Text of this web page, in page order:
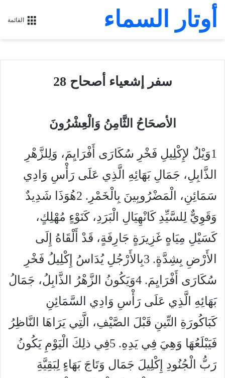
القائمة أوتار السماء
سفر إشعياء أصحاح 28
الأصحَاحُ الثَّامِنُ وَالْعِشْرُونَ
1وَيْلٌ لإِكْلِيلِ فَخْرِ سُكَارَى أَفْرَايِمَ، وَلِلزَّهْرِ
الذَّابِلِ، جَمَالِ بَهَائِهِ الَّذِي عَلَى رَأْسِ وَادِي
سَمَائِنِ، الْمَضْرُوبِينَ بِالْخَمْرِ. 2هُوَذَا شَدِيدٌ
وَقَوِيٌّ لِلسَّيِّدِ كَانْهِيَالِ الْبَرَدِ، كَنَوْءٍ مُهْلِكٍ،
كَسَيْلِ مِيَاهٍ غَزِيرَةٍ جَارِفَةٍ، قَدْ أَلْقَاهُ إِلَى
الأَرْضِ بِشِدَّةٍ. 3بِالأَرْجُلِ يُدَاسُ إِكْلِيلُ فَخْرِ
سُكَارَى أَفْرَايِمَ. 4وَيَكُونُ الزَّهْرُ الذَّابِلُ، جَمَالُ
بَهَائِهِ الَّذِي عَلَى رَأْسِ وَادِي السَّمَائِنِ
كَبَاكُورَةِ التِّينِ قَبْلَ الصَّيْفِ، الَّتِي يَرَاهَا النَّاظِرُ
فَيَبْلَعُهَا وَهِيَ فِي يَدِهِ. 5فِي ذلِكَ الْيَوْمِ يَكُونُ
رَبُّ الْجُنُودِ إِكْلِيلَ جَمَال وَتَاجَ بَهَاءٍ لِبَقِيَّةِ